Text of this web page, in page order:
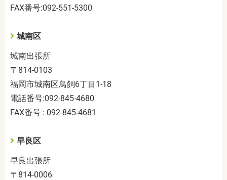
FAX番号:092-551-5300
城南区
城南出張所
〒 814-0103
福岡市城南区鳥飼6丁目 1-18
電話番号:092-845-4680
FAX番号 : 092-845-4681
早良区
早良出張所
〒 814-0006